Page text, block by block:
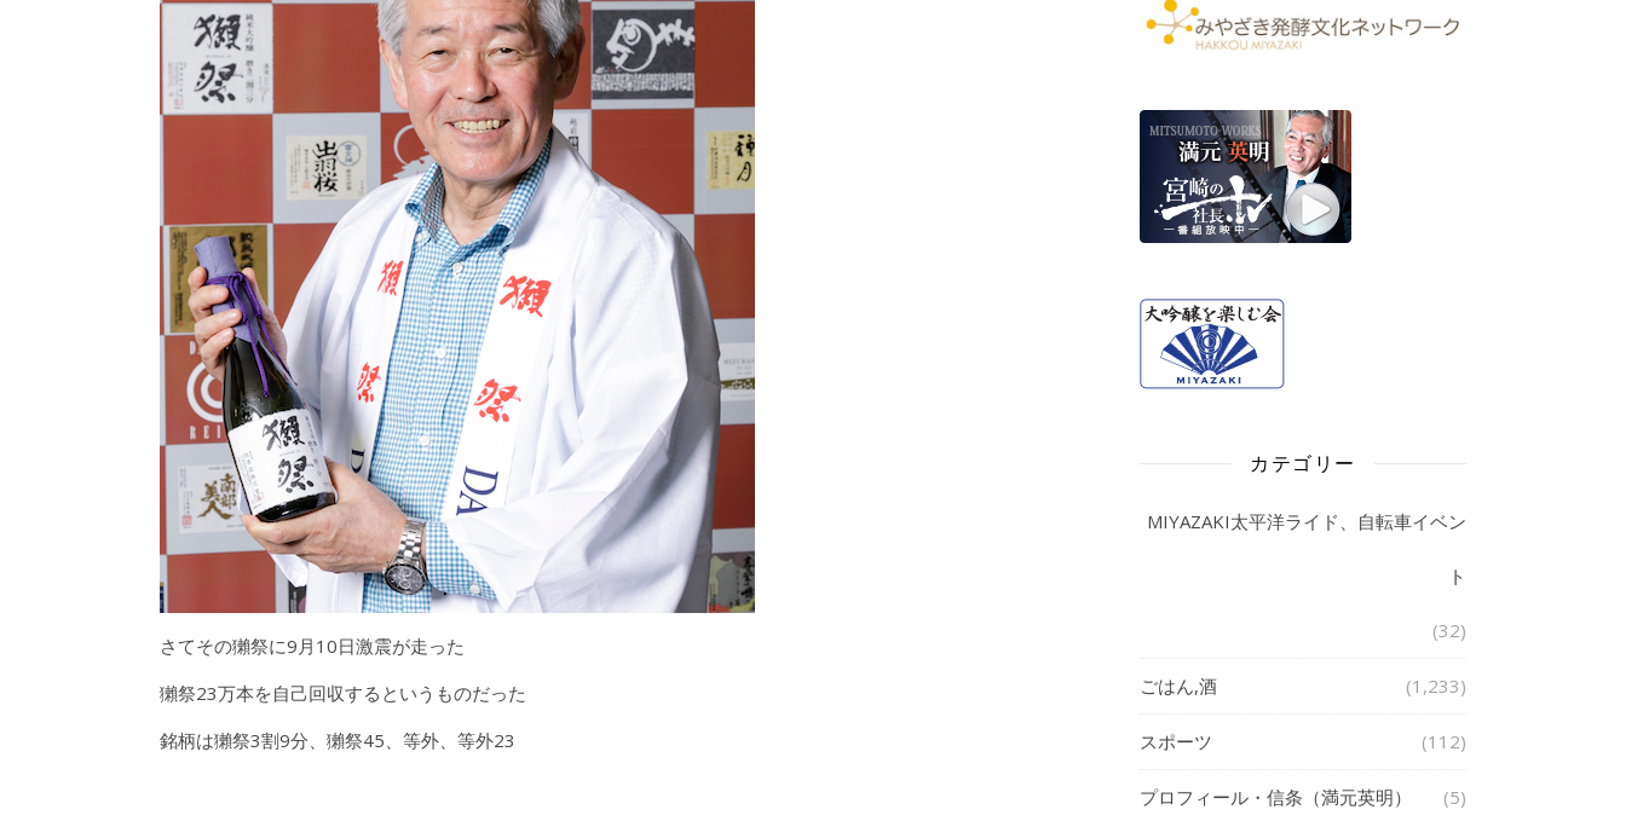
さてその獺祭に9月10日激震が走った
獺祭23万本を自己回収するというものだった
銘柄は獺祭3割9分、獺祭45、等外、等外23
カテゴリー
MIYAZAKI太平洋ライド、自転車イベン
ト
(32)
ごはん,酒 (1,233)
スポーツ (112)
プロフィール・信条（満元英明） (5)